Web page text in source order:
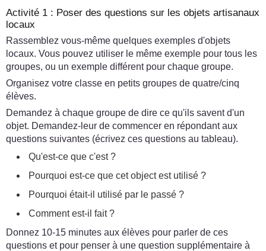
Activité 1 : Poser des questions sur les objets artisanaux
locaux
Rassemblez vous-même quelques exemples d'objets
locaux. Vous pouvez utiliser le même exemple pour tous les
groupes, ou un exemple différent pour chaque groupe.
Organisez votre classe en petits groupes de quatre/cinq
élèves.
Demandez à chaque groupe de dire ce qu'ils savent d'un
objet. Demandez-leur de commencer en répondant aux
questions suivantes (écrivez ces questions au tableau).
Qu'est-ce que c'est ?
Pourquoi est-ce que cet object est utilisé ?
Pourquoi était-il utilisé par le passé ?
Comment est-il fait ?
Donnez 10-15 minutes aux élèves pour parler de ces
questions et pour penser à une question supplémentaire à